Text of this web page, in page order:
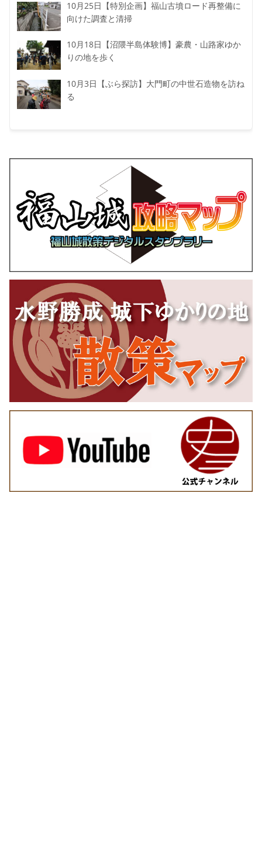
10月25日【特別企画】福山古墳ロード再整備に
向けた調査と清掃
10月18日【沼隈半島体験博】豪農・山路家ゆか
りの地を歩く
10月3日【ぶら探訪】大門町の中世石造物を訪ね
る